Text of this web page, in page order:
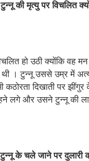
की मृत्यु पर विचलित
हो उठी क्योंकि वह
। टुन्नू उससे उम्र में
कठोरता दिखाती पर
लगे और उसने टुन्नू की
के चले जाने पर